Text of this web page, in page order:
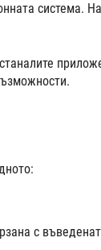
система.
с